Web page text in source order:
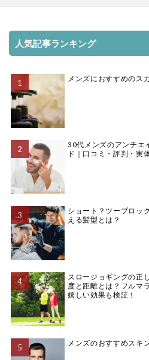
人気記事ランキング
メンズにおすすめのス
30代メンズのアンチエ
ド｜口コミ・評判・実
ショート？ツーブロッ
える髪型とは？
スロージョギングの正
度と距離とは？フルマ
嬉しい効果も検証！
メンズのおすすめスキ